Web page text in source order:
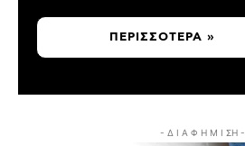
ΠΕΡΙΣΣΌΤΕΡΑ »
- Δ Ι Α Φ Η Μ Ι ΣΗ -